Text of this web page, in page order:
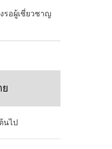
รอผู้เชี่ยวชาญ
นไป